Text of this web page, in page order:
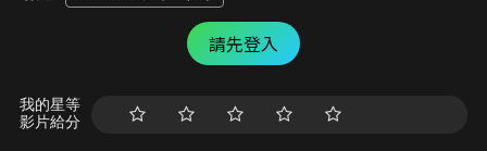
請先登入
我的星等
影片給分